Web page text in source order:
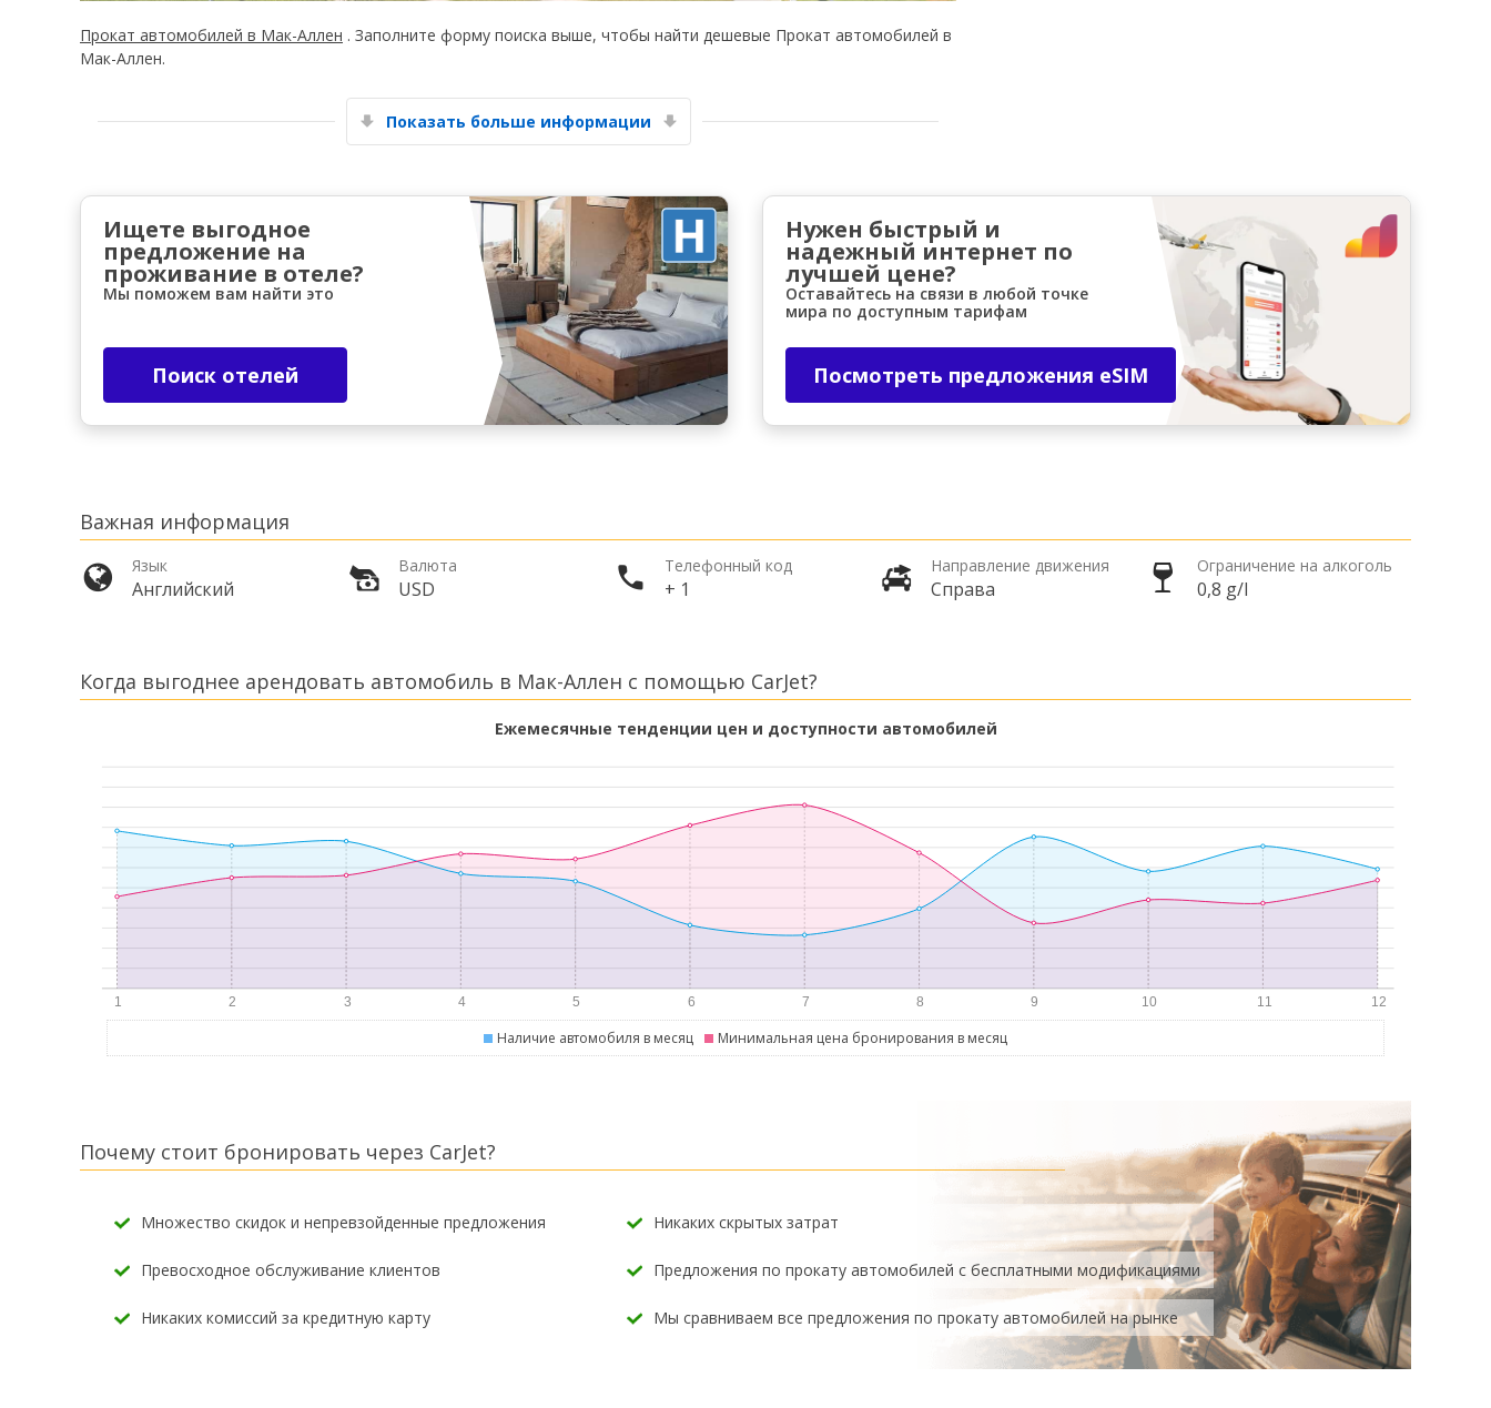
Лучшие сбережения
Получите доступ к эксклюзивным
Войти с помощью eLink
Прокат автомобилей в Мак-Аллен . Заполните форму поиска выше, чтобы найти дешевые Прокат автомобилей в
Мак-Аллен.
Показать больше информации
Ищете выгодное
предложение на
проживание в отеле?
Мы поможем вам найти это
Поиск отелей
Нужен быстрый и
надежный интернет по
лучшей цене?
Оставайтесь на связи в любой точке
мира по доступным тарифам
Посмотреть предложения eSIM
Важная информация
Язык
Английский
Валюта
USD
Телефонный код
+ 1
Направление движения
Справа
Ограничение на алкоголь
0,8 g/l
Когда выгоднее арендовать автомобиль в Мак-Аллен с помощью CarJet?
Ежемесячные тенденции цен и доступности автомобилей
Наличие автомобиля в месяц Минимальная цена бронирования в месяц
Почему стоит бронировать через CarJet?
Множество скидок и непревзойденные предложения Никаких скрытых затрат
Превосходное обслуживание клиентов Предложения по прокату автомобилей с бесплатными модификациями
Никаких комиссий за кредитную карту Мы сравниваем все предложения по прокату автомобилей на рынке